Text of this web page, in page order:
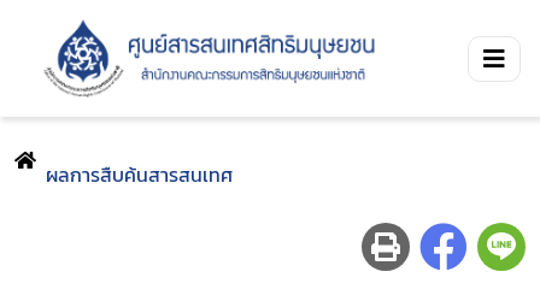
ผลการสืบค้นสารสนเทศ